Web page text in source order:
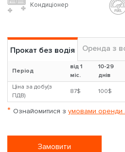
Кондиціонер
Прокат без водія Оренда з
Період
від 1
міс.
10-29
днів
Ціна за добу(з
ПДВ)
87$ 100$
* Ознайомитися з умовами оренди
Замовити